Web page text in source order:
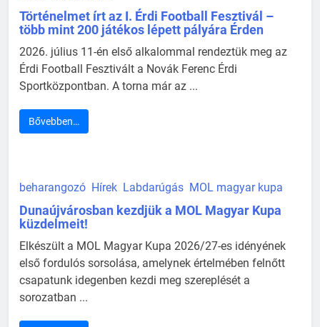
Történelmet írt az I. Érdi Football Fesztivál –
több mint 200 játékos lépett pályára Érden
2026. július 11-én első alkalommal rendeztük meg az
Érdi Football Fesztivált a Novák Ferenc Érdi
Sportközpontban. A torna már az ...
Bővebben…
beharangozó Hírek Labdarúgás MOL magyar kupa
Dunaújvárosban kezdjük a MOL Magyar Kupa
küzdelmeit!
Elkészült a MOL Magyar Kupa 2026/27-es idényének
első fordulós sorsolása, amelynek értelmében felnőtt
csapatunk idegenben kezdi meg szereplését a
sorozatban ...